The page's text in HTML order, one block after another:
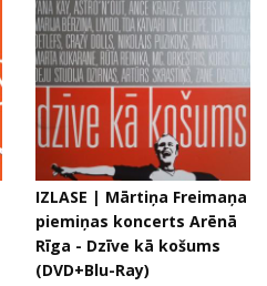
IZLASE | Mārtiņa Freimaņa
piemiņas koncerts Arēnā
Rīga - Dzīve kā košums
(DVD+Blu-Ray)